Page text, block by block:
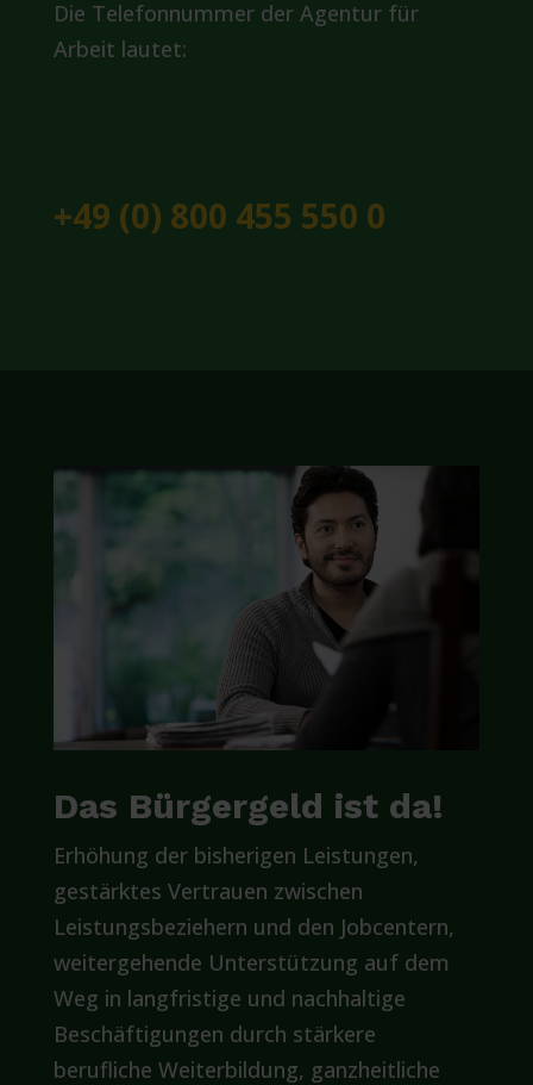
Die Telefonnummer der Agentur für
Arbeit lautet:
+49 (0) 800 455 550 0
Das Bürgergeld ist da!
Erhöhung der bisherigen Leistungen,
gestärktes Vertrauen zwischen
Leistungsbeziehern und den Jobcentern,
weitergehende Unterstützung auf dem
Weg in langfristige und nachhaltige
Beschäftigungen durch stärkere
berufliche Weiterbildung, ganzheitliche